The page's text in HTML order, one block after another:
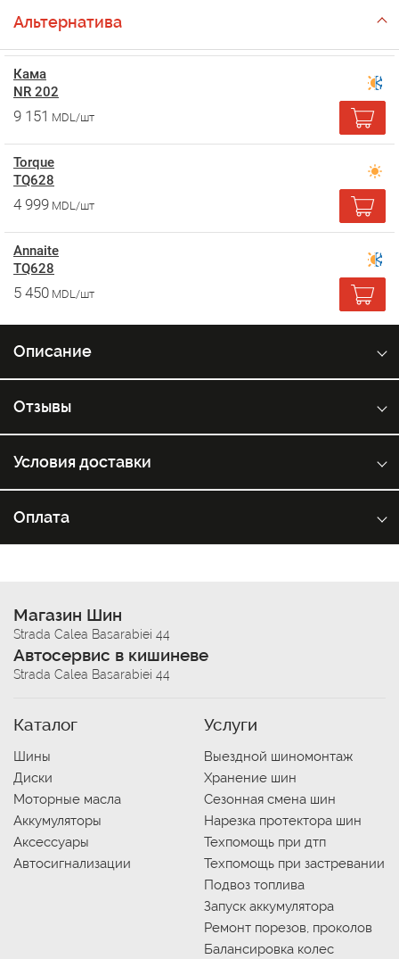
Альтернатива
Кама
NR 202
9 151 MDL/шт
Torque
TQ628
4 999 MDL/шт
Annaite
TQ628
5 450 MDL/шт
Описание
Отзывы
Условия доставки
Оплата
Магазин Шин
Strada Calea Basarabiei 44
Автосервис в кишиневе
Strada Calea Basarabiei 44
Каталог
Шины
Диски
Моторные масла
Аккумуляторы
Аксессуары
Автосигнализации
Услуги
Выездной шиномонтаж
Хранение шин
Сезонная смена шин
Нарезка протектора шин
Техпомощь при дтп
Техпомощь при застревании
Подвоз топлива
Запуск аккумулятора
Ремонт порезов, проколов
Балансировка колес